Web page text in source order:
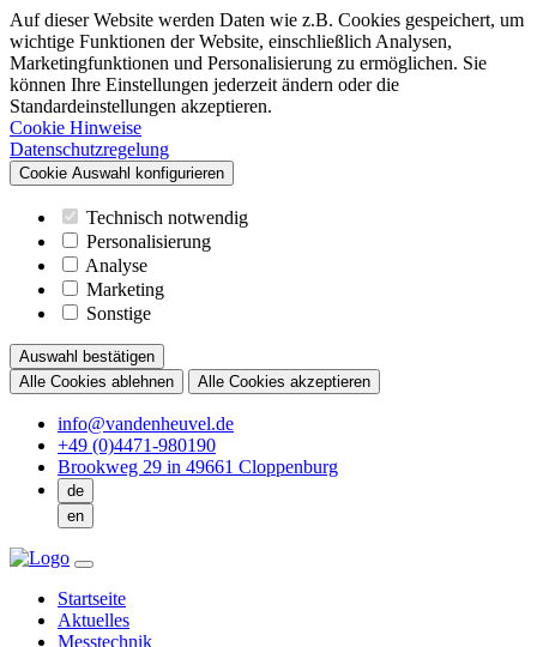
Auf dieser Website werden Daten wie z.B. Cookies gespeichert, um
wichtige Funktionen der Website, einschließlich Analysen,
Marketingfunktionen und Personalisierung zu ermöglichen. Sie
können Ihre Einstellungen jederzeit ändern oder die
Standardeinstellungen akzeptieren.
Cookie Hinweise
Datenschutzregelung
Cookie Auswahl konfigurieren
Technisch notwendig
Personalisierung
Analyse
Marketing
Sonstige
Auswahl bestätigen
Alle Cookies ablehnen
Alle Cookies akzeptieren
info@vandenheuvel.de
+49 (0)4471-980190
Brookweg 29 in 49661 Cloppenburg
de
en
Startseite
Aktuelles
Messtechnik